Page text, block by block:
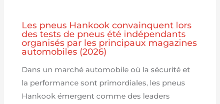
Les pneus Hankook convainquent lors
des tests de pneus été indépendants
organisés par les principaux magazines
automobiles (2026)
Dans un marché automobile où la sécurité et
la performance sont primordiales, les pneus
Hankook émergent comme des leaders